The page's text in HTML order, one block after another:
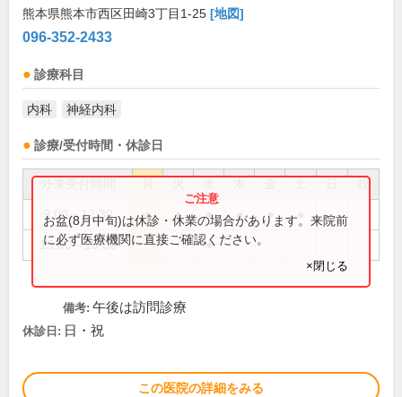
熊本県熊本市西区田崎3丁目1-25 [地図]
096-352-2433
診療科目
内科 神経内科
診療/受付時間・休診日
祝
9:00～12:30 ● ● ● ● ●
15:00～18:00 ●
お盆(8月中旬)は休診・休業の場合があります。来院前
に必ず医療機関に直接ご確認ください。
×閉じる
備考: 午後は訪問診療
休診日: 日・祝
この医院の詳細をみる